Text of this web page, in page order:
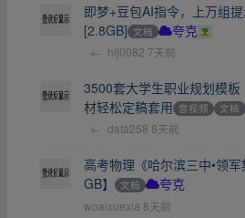
即梦+豆包AI指令，上万组
[2.8GB] 文档 夸克
← hlj0082 7天前
3500套大学生职业规划模
材轻松定稿套用 音视频 文档
← data258 8天前
高考物理《哈尔滨三中•领
GB】
文档 夸克
woaixuexia 8天前